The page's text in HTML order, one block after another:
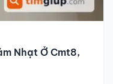
Nhạt Ở Cmt8,